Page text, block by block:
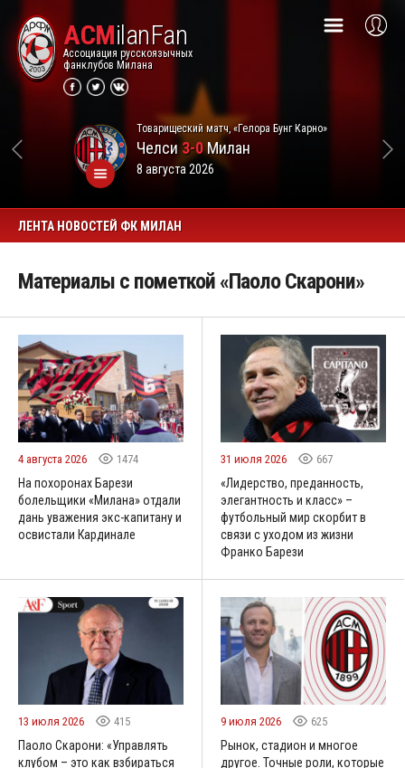
ACMilanFan
Ассоциация русскоязычных
фанклубов Милана
Товарищеский матч, «Гелора Бунг Карно»
Челси3-0Милан
8 августа 2026
ЛЕНТА НОВОСТЕЙ ФК МИЛАН
Материалы с пометкой «Паоло Скарони»
4 августа 2026 1474
На похоронах Барези
болельщики «Милана» отдали
дань уважения экс-капитану и
освистали Кардинале
31 июля 2026 667
«Лидерство, преданность,
элегантность и класс» –
футбольный мир скорбит в
связи с уходом из жизни
Франко Барези
13 июля 2026 415
Паоло Скарони: «Управлять
клубом – это как взбираться
9 июля 2026 625
Рынок, стадион и многое
другое. Точные роли, которые